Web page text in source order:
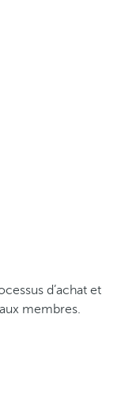
d’achat et
membres.